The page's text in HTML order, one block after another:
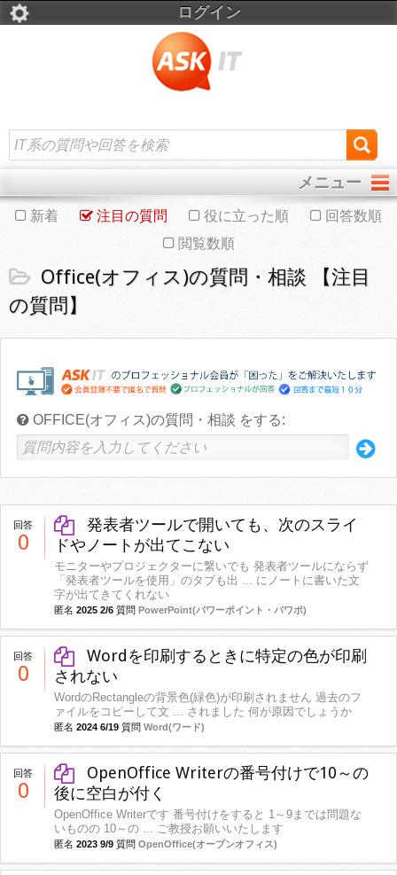
ログイン
メニュー
新着 注目の質問 役に立った順
回答数順
閲覧数順
Office(オフィス)の質問・相談 【注目
の質問】
OFFICE(オフィス)の質問・相談 をする:
回答
0
発表者ツールで開いても、次のスライ
ドやノートが出てこない
モニターやプロジェクターに繋いでも 発表者ツールにならず
「発表者ツールを使用」のタブも出 ... にノートに書いた文
字が出てきてくれない
匿名 2025 2/6 質問 PowerPoint(パワーポイント・パワポ)
回答
0
Wordを印刷するときに特定の色が印刷
されない
WordのRectangleの背景色(緑色)が印刷されません 過去のフ
ァイルをコピーして文 ... されました 何が原因でしょうか
匿名 2024 6/19 質問 Word(ワード)
回答
0
OpenOffice Writerの番号付けで10～の
後に空白が付く
OpenOffice Writerです 番号付けをすると 1～9までは問題な
いものの 10～の ... ご教授お願いいたします
匿名 2023 9/9 質問 OpenOffice(オープンオフィス)